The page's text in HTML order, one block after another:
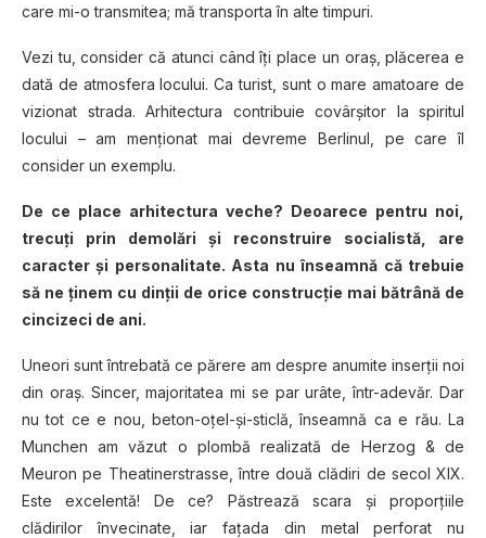
care mi-o transmitea; mă transporta în alte timpuri.
Vezi tu, consider că atunci când îți place un oraș, plăcerea e
dată de atmosfera locului. Ca turist, sunt o mare amatoare de
vizionat strada. Arhitectura contribuie covârșitor la spiritul
locului – am menționat mai devreme Berlinul, pe care îl
consider un exemplu.
De ce place arhitectura veche? Deoarece pentru noi,
trecuți prin demolări și reconstruire socialistă, are
caracter și personalitate. Asta nu înseamnă că trebuie
să ne ținem cu dinții de orice construcție mai bătrână de
cincizeci de ani.
Uneori sunt întrebată ce părere am despre anumite inserții noi
din oraș. Sincer, majoritatea mi se par urâte, într-adevăr. Dar
nu tot ce e nou, beton-oțel-și-sticlă, înseamnă ca e rău. La
Munchen am văzut o plombă realizată de Herzog & de
Meuron pe Theatinerstrasse, între două clădiri de secol XIX.
Este excelentă! De ce? Păstrează scara și proporțiile
clădirilor învecinate, iar fațada din metal perforat nu